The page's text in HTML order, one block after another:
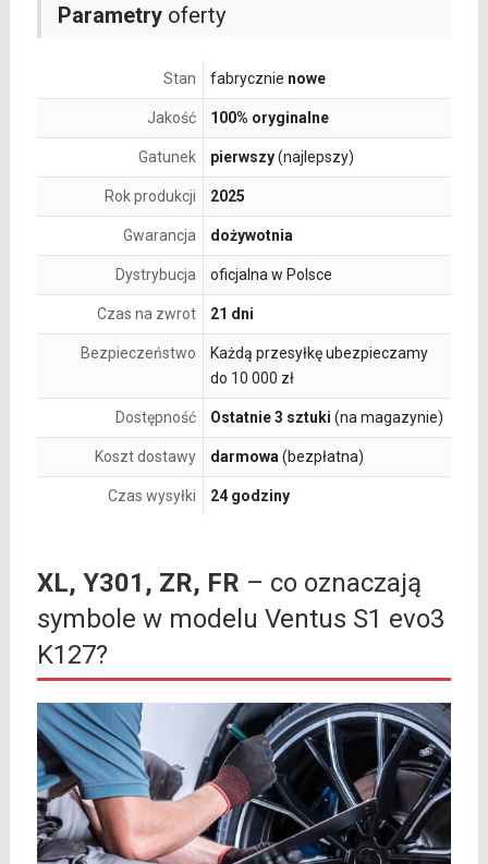
Parametryoferty
Stan fabrycznie nowe
Jakość 100% oryginalne
Gatunek pierwszy(najlepszy)
Rok produkcji 2025
Gwarancja dożywotnia
Dystrybucja oficjalna w Polsce
Czas na zwrot 21 dni
Bezpieczeństwo
Każdą przesyłkę ubezpieczamy
do 10 000 zł
Dostępność Ostatnie 3 sztuki (na magazynie)
Koszt dostawy darmowa (bezpłatna)
Czas wysyłki 24 godziny
XL, Y301, ZR, FR – co oznaczają
symbole w modelu Ventus S1 evo3
K127?